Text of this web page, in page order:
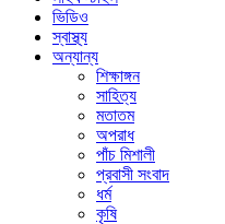
ভিডিও
স্বাস্থ্য
অন্যান্য
শিক্ষাঙ্গন
সাহিত্য
মতাতম
অপরাধ
পাঁচ মিশালী
প্রবাসী সংবাদ
ধর্ম
কৃষি